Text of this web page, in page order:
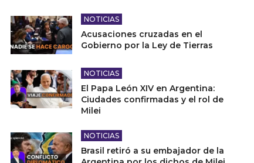
NOTICIAS
Acusaciones cruzadas en el
Gobierno por la Ley de Tierras
NOTICIAS
El Papa León XIV en Argentina:
Ciudades confirmadas y el rol de
Milei
NOTICIAS
Brasil retiró a su embajador de la